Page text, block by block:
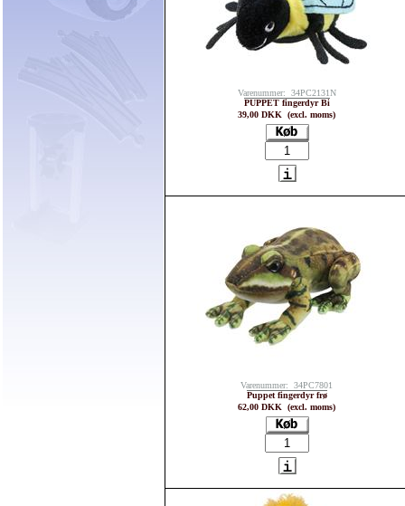
Varenummer: 34PC2131N
PUPPET fingerdyr Bi
39,00 DKK (excl. moms)
Varenummer: 34PC7801
Puppet fingerdyr frø
62,00 DKK (excl. moms)